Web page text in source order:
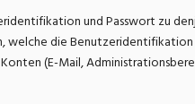
und Passwort zu
welche die
(E-Mail,